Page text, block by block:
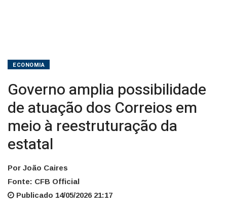
ECONOMIA
Governo amplia possibilidade
de atuação dos Correios em
meio à reestruturação da
estatal
Por João Caires
Fonte: CFB Official
Publicado 14/05/2026 21:17